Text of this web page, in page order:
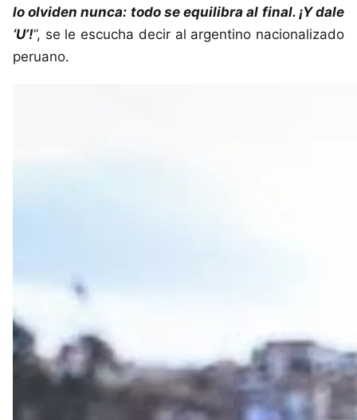
lo olviden nunca: todo se equilibra al final. ¡Y dale
‘U’!”, se le escucha decir al argentino nacionalizado
peruano.